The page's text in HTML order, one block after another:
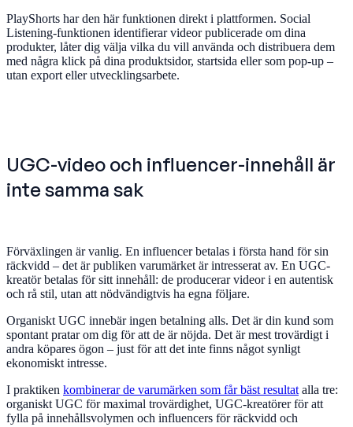
PlayShorts har den här funktionen direkt i plattformen. Social
Listening-funktionen identifierar videor publicerade om dina
produkter, låter dig välja vilka du vill använda och distribuera dem
med några klick på dina produktsidor, startsida eller som pop-up –
utan export eller utvecklingsarbete.
UGC-video och influencer-innehåll är
inte samma sak
Förväxlingen är vanlig. En influencer betalas i första hand för sin
räckvidd – det är publiken varumärket är intresserat av. En UGC-
kreatör betalas för sitt innehåll: de producerar videor i en autentisk
och rå stil, utan att nödvändigtvis ha egna följare.
Organiskt UGC innebär ingen betalning alls. Det är din kund som
spontant pratar om dig för att de är nöjda. Det är mest trovärdigt i
andra köpares ögon – just för att det inte finns något synligt
ekonomiskt intresse.
I praktiken kombinerar de varumärken som får bäst resultat alla tre:
organiskt UGC för maximal trovärdighet, UGC-kreatörer för att
fylla på innehållsvolymen och influencers för räckvidd och